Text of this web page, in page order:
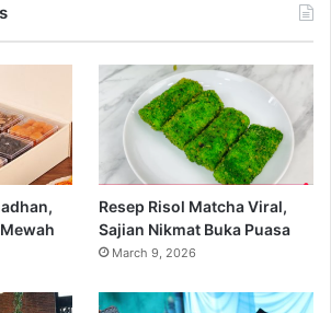
Resep Risol Matcha Viral,
Sajian Nikmat Buka Puasa
March 9, 2026